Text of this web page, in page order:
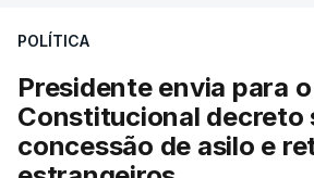
sistema mais simples, mais justo
"Sempre que seja possível
eliminar sobreposições e garantir
chegam a quem mais necessita,
POLÍTICA
Presidente envia para
Constitucional decreto
concessão de asilo e